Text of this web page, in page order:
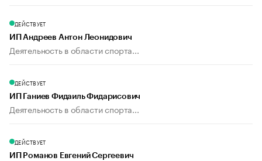
ДЕЙСТВУЕТ
ИП Андреев Антон Леонидович
Деятельность в области спорта...
ДЕЙСТВУЕТ
ИП Ганиев Фидаиль Фидарисович
Деятельность в области спорта...
ДЕЙСТВУЕТ
ИП Романов Евгений Сергеевич